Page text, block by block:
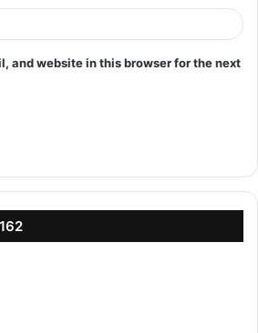
and website in this browser for the next